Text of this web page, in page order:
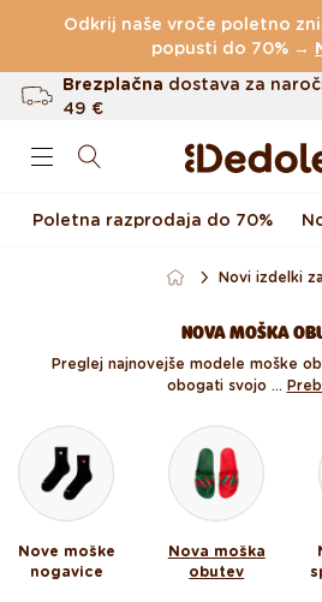
Preskoči na vsebino
Odkrij naše vroče poletno
popusti do 70% →
(60.231 Ocen)
Brezplačna dostava za
49 €
Do 100 dni za vračilo
Poletna razprodaja do 70%
Novi izdelki
NOVA MOŠKA
Preglej najnovejše modele moške
obogati svojo ...
Nove moške
nogavice
Nova moška
obutev